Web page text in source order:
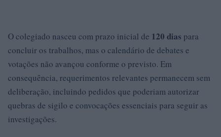
O colegiado nasceu com prazo inicial de 120 dias para
concluir os trabalhos, mas o calendário de debates e
votações não avançou conforme o previsto. Em
consequência, requerimentos relevantes permanecem sem
deliberação, incluindo pedidos que poderiam autorizar
quebras de sigilo e convocações essenciais para seguir as
investigações.